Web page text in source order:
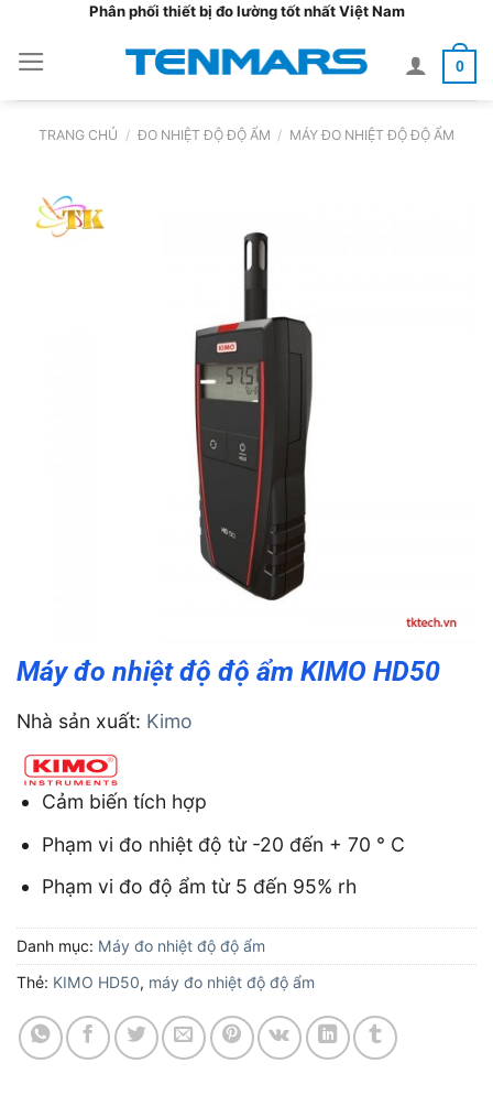
nội
dung
Phân phối thiết bị đo lường tốt nhất Việt Nam
0
TRANG CHỦ / ĐO NHIỆT ĐỘ ĐỘ ẨM / MÁY ĐO NHIỆT ĐỘ ĐỘ ẨM
Máy đo nhiệt độ độ ẩm KIMO HD50
Nhà sản xuất: Kimo
Cảm biến tích hợp
Phạm vi đo nhiệt độ từ -20 đến + 70 ° C
Phạm vi đo độ ẩm từ 5 đến 95% rh
Danh mục: Máy đo nhiệt độ độ ẩm
Thẻ: KIMO HD50, máy đo nhiệt độ độ ẩm